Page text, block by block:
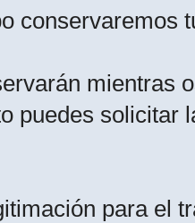
conservaremos
mientras
puedes solicitar
para el